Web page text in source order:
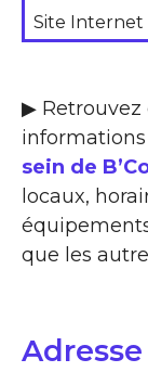
Site Internet
▶ Retrouvez
sein de
locaux,
que les
Adresse